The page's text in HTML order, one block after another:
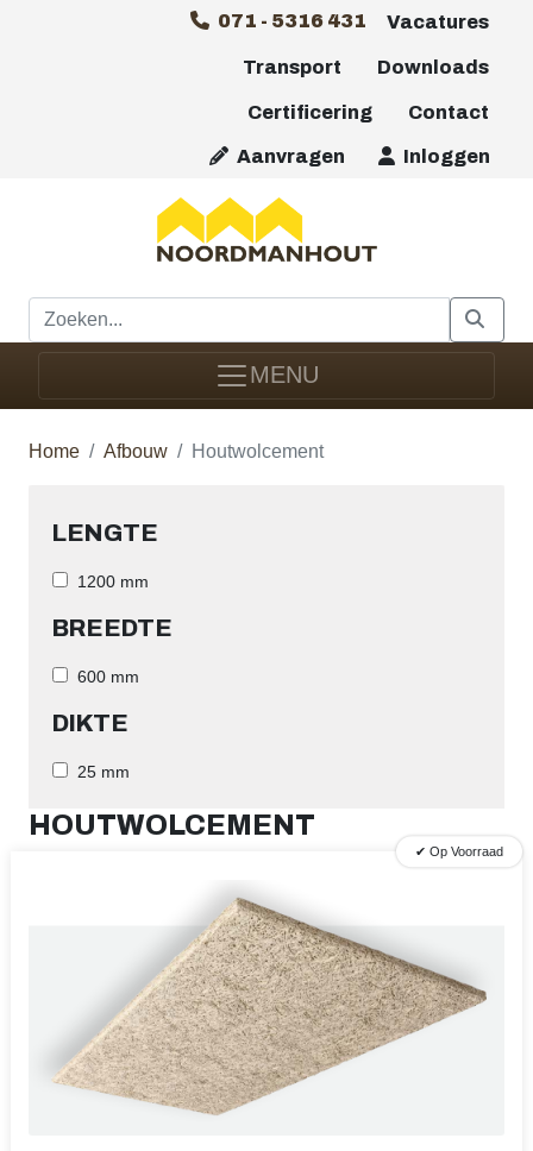
071 - 5316 431 Vacatures
Transport Downloads
Certificering Contact
Aanvragen Inloggen
MENU
Home Afbouw Houtwolcement
LENGTE
1200 mm
BREEDTE
600 mm
DIKTE
25 mm
HOUTWOLCEMENT
✔ Op Voorraad